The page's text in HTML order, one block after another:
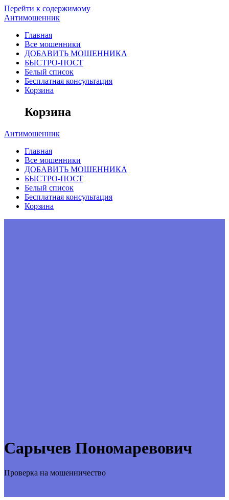
Перейти к содержимому
Антимошенник
Главная
Все мошенники
ДОБАВИТЬ МОШЕННИКА
БЫСТРО-ПОСТ
Белый список
Бесплатная консультация
Корзина
Корзина
Антимошенник
Главная
Все мошенники
ДОБАВИТЬ МОШЕННИКА
БЫСТРО-ПОСТ
Белый список
Бесплатная консультация
Корзина
Сарычев Пономаревович
Проверка на мошенничество